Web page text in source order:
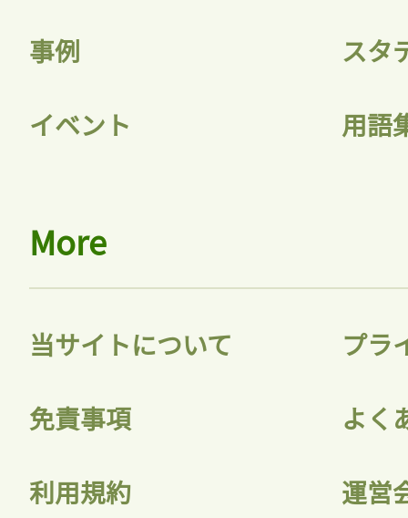
事例 スタ
イベント 用語
More
当サイトについて プラ
免責事項 よく
利用規約 運営